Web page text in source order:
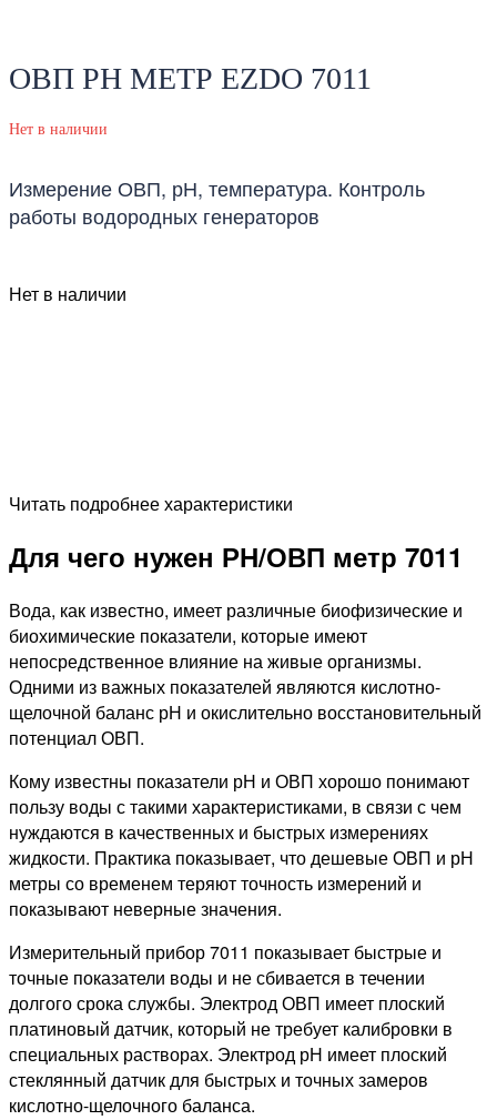
ОВП PH МЕТР EZDO 7011
Нет в наличии
Измерение ОВП, рН, температура. Контроль
работы водородных генераторов
Нет в наличии
Читать подробнее характеристики
Для чего нужен РН/ОВП метр 7011
Вода, как известно, имеет различные биофизические и
биохимические показатели, которые имеют
непосредственное влияние на живые организмы.
Одними из важных показателей являются кислотно-
щелочной баланс рН и окислительно восстановительный
потенциал ОВП.
Кому известны показатели рН и ОВП хорошо понимают
пользу воды с такими характеристиками, в связи с чем
нуждаются в качественных и быстрых измерениях
жидкости. Практика показывает, что дешевые ОВП и рН
метры со временем теряют точность измерений и
показывают неверные значения.
Измерительный прибор 7011 показывает быстрые и
точные показатели воды и не сбивается в течении
долгого срока службы. Электрод ОВП имеет плоский
платиновый датчик, который не требует калибровки в
специальных растворах. Электрод рН имеет плоский
стеклянный датчик для быстрых и точных замеров
кислотно-щелочного баланса.